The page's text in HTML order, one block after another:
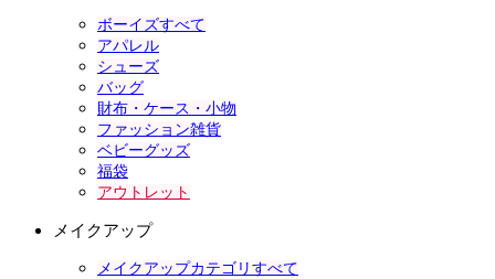
ボーイズすべて
アパレル
シューズ
バッグ
財布・ケース・小物
ファッション雑貨
ベビーグッズ
福袋
アウトレット
メイクアップ
メイクアップカテゴリすべて